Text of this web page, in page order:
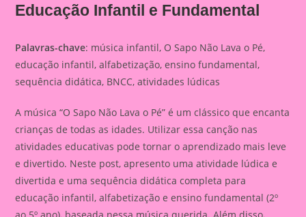
Educação Infantil e Fundamental
Palavras-chave: música infantil, O Sapo Não Lava o Pé,
educação infantil, alfabetização, ensino fundamental,
sequência didática, BNCC, atividades lúdicas
A música “O Sapo Não Lava o Pé” é um clássico que encanta
crianças de todas as idades. Utilizar essa canção nas
atividades educativas pode tornar o aprendizado mais leve
e divertido. Neste post, apresento uma atividade lúdica e
divertida e uma sequência didática completa para
educação infantil, alfabetização e ensino fundamental (2º
ao 5º ano), baseada nessa música querida. Além disso,